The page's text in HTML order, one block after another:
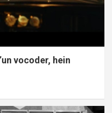
vocoder, hein